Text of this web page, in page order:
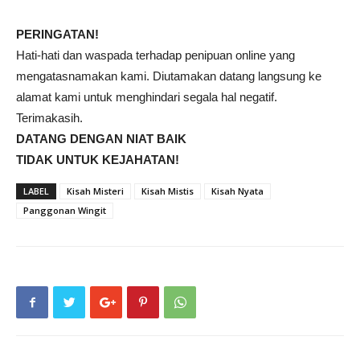
PERINGATAN!
Hati-hati dan waspada terhadap penipuan online yang
mengatasnamakan kami. Diutamakan datang langsung ke
alamat kami untuk menghindari segala hal negatif.
Terimakasih.
DATANG DENGAN NIAT BAIK
TIDAK UNTUK KEJAHATAN!
LABEL Kisah Misteri Kisah Mistis
Kisah Nyata
Panggonan Wingit